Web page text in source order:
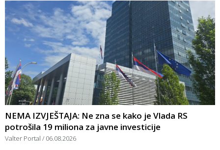
NEMA IZVJEŠTAJA: Ne zna se kako je Vlada RS
potrošila 19 miliona za javne investicije
Valter Portal 06.08.2026